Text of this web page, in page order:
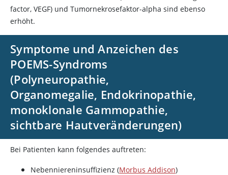
factor, VEGF) und Tumornekrosefaktor-alpha sind ebenso
erhöht.
Symptome und Anzeichen des
POEMS-Syndroms
(Polyneuropathie,
Organomegalie, Endokrinopathie,
monoklonale Gammopathie,
sichtbare Hautveränderungen)
Bei Patienten kann folgendes auftreten:
Nebenniereninsuffizienz (Morbus Addison)